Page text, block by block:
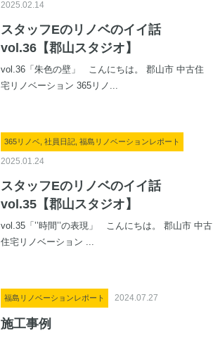
2025.02.14
スタッフEのリノベのイイ話
vol.36【郡山スタジオ】
vol.36「朱色の壁」 こんにちは。 郡山市 中古住
宅リノベーション 365リノ...
365リノベ, 社員日記, 福島リノベーションレポート
2025.01.24
スタッフEのリノベのイイ話
vol.35【郡山スタジオ】
vol.35「’’時間’’の表現」 こんにちは。 郡山市 中古
住宅リノベーション ...
福島リノベーションレポート 2024.07.27
施工事例